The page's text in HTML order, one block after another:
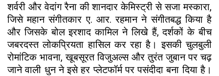
शर्वरी और वेदांग रैना की शानदार केमिस्ट्री से सजा मस्कारा,
जिसे महान संगीतकार ए. आर. रहमान ने संगीतबद्ध किया है
और जिसके बोल इरशाद कामिल ने लिखे हैं, दर्शकों के बीच
जबरदस्त लोकप्रियता हासिल कर रहा है। इसकी चुलबुली
रोमांटिक भावना, खूबसूरत विजुअल्स और तुरंत जुबान पर चढ़
जाने वाली धुन ने इसे हर प्लेटफॉर्म पर पसंदीदा बना दिया है।